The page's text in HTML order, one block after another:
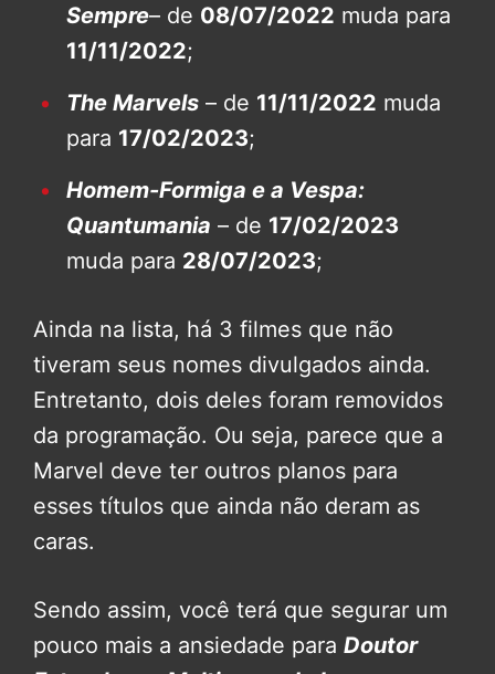
Sempre– de 08/07/2022 muda para
11/11/2022;
The Marvels – de 11/11/2022 muda
para 17/02/2023;
Homem-Formiga e a Vespa:
Quantumania – de 17/02/2023
muda para 28/07/2023;
Ainda na lista, há 3 filmes que não
tiveram seus nomes divulgados ainda.
Entretanto, dois deles foram removidos
da programação. Ou seja, parece que a
Marvel deve ter outros planos para
esses títulos que ainda não deram as
caras.
Sendo assim, você terá que segurar um
pouco mais a ansiedade para Doutor